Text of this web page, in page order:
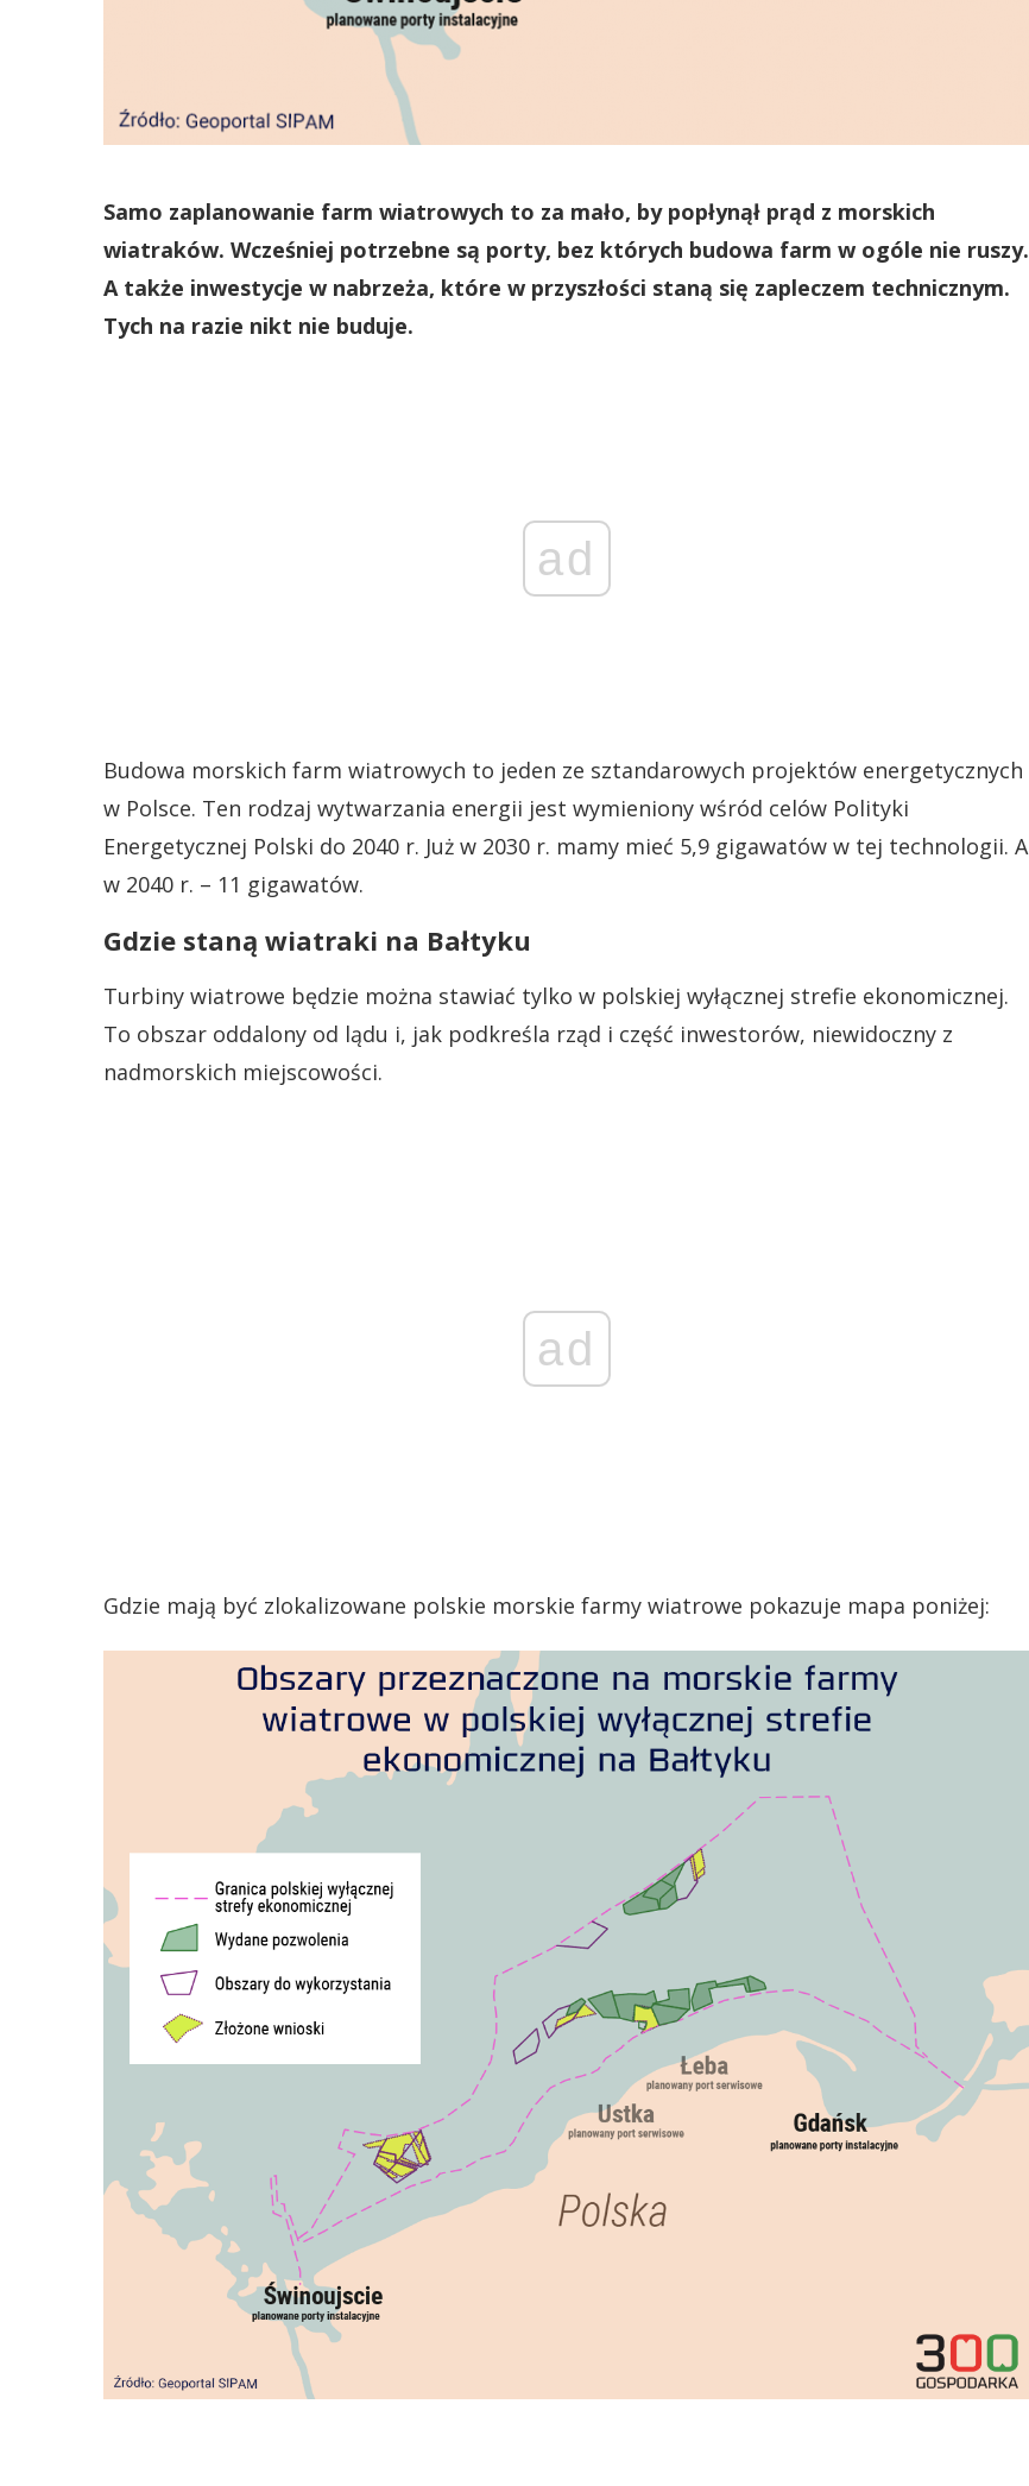
Samo zaplanowanie farm wiatrowych to za mało, by popłynął prąd z morskich
wiatraków. Wcześniej potrzebne są porty, bez których budowa farm w ogóle nie ruszy.
A także inwestycje w nabrzeża, które w przyszłości staną się zapleczem technicznym.
Tych na razie nikt nie buduje.
ad
Budowa morskich farm wiatrowych to jeden ze sztandarowych projektów energetycznych
w Polsce. Ten rodzaj wytwarzania energii jest wymieniony wśród celów Polityki
Energetycznej Polski do 2040 r. Już w 2030 r. mamy mieć 5,9 gigawatów w tej technologii. A
w 2040 r. – 11 gigawatów.
Gdzie staną wiatraki na Bałtyku
Turbiny wiatrowe będzie można stawiać tylko w polskiej wyłącznej strefie ekonomicznej.
To obszar oddalony od lądu i, jak podkreśla rząd i część inwestorów, niewidoczny z
nadmorskich miejscowości.
ad
Gdzie mają być zlokalizowane polskie morskie farmy wiatrowe pokazuje mapa poniżej: